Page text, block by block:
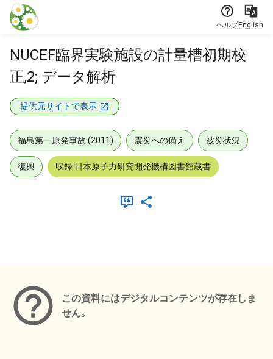
本文に飛ぶ
ヘルプEnglish
NUCEF臨界実験施設の計量槽初期校
正,2; データ解析
提供元サイトで表示
福島第一原発事故 (2011) 震災への備え 被災状況
復興 収録:日本原子力研究開発機構図書館蔵書
この資料にはデジタルコンテンツが存在しま
せん。